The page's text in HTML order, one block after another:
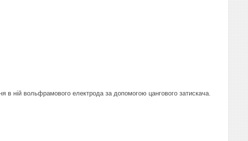
в ній вольфрамового електрода за допомогою цангового затискача.